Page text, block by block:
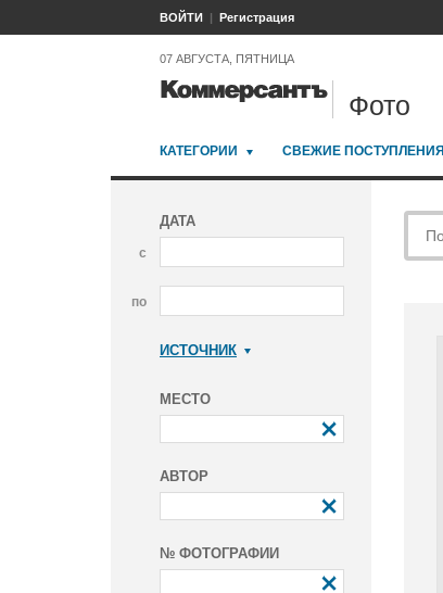
ВОЙТИ Регистрация
07 АВГУСТА, ПЯТНИЦА
Фото
КАТЕГОРИИ СВЕЖИЕ ПОСТУПЛЕНИЯ
ДАТА
с
по
ИСТОЧНИК
МЕСТО
АВТОР
№ ФОТОГРАФИИ